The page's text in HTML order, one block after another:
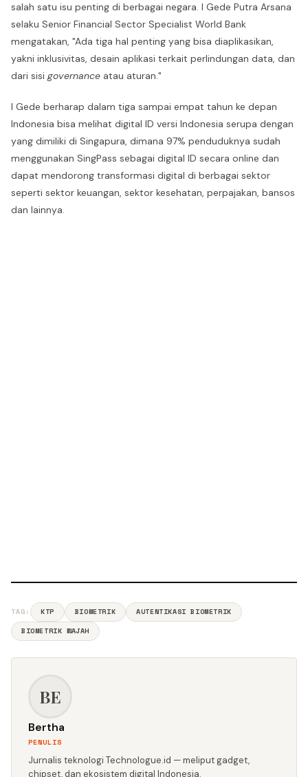
salah satu isu penting di berbagai negara. I Gede Putra Arsana
selaku Senior Financial Sector Specialist World Bank
mengatakan, "Ada tiga hal penting yang bisa diaplikasikan,
yakni inklusivitas, desain aplikasi terkait perlindungan data, dan
dari sisi governance atau aturan."
I Gede berharap dalam tiga sampai empat tahun ke depan
Indonesia bisa melihat digital ID versi Indonesia serupa dengan
yang dimiliki di Singapura, dimana 97% penduduknya sudah
menggunakan SingPass sebagai digital ID secara online dan
dapat mendorong transformasi digital di berbagai sektor
seperti sektor keuangan, sektor kesehatan, perpajakan, bansos
dan lainnya.
TAG: KTP BIOMETRIK
AUTENTIKASI BIOMETRIK
BIOMETRIK WAJAH
BE
Bertha
PENULIS
Jurnalis teknologi Technologue.id — meliput gadget,
chipset, dan ekosistem digital Indonesia.